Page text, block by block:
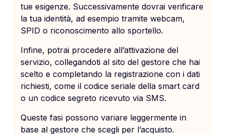
tue esigenze. Successivamente dovrai verificare
la tua identità, ad esempio tramite webcam,
SPID o riconoscimento allo sportello.
Infine, potrai procedere all’attivazione del
servizio, collegandoti al sito del gestore che hai
scelto e completando la registrazione con i dati
richiesti, come il codice seriale della smart card
o un codice segreto ricevuto via SMS.
Queste fasi possono variare leggermente in
base al gestore che scegli per l’acquisto.